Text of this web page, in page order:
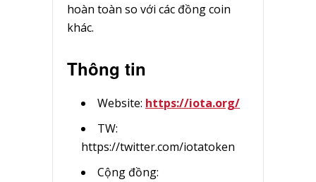
hoàn toàn so với các đồng coin
khác.
Thông tin
Website: https://iota.org/
TW:
https://twitter.com/iotatoken
Cộng đồng: